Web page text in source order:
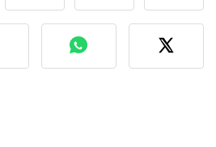
foto de esta